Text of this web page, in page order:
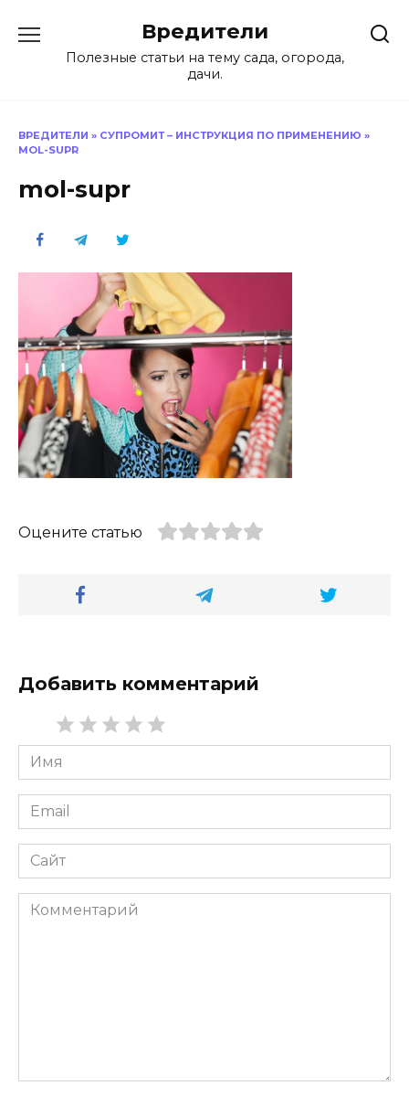
содержанию
Вредители
Полезные статьи на тему сада, огорода,
дачи.
ВРЕДИТЕЛИ » СУПРОМИТ – ИНСТРУКЦИЯ ПО ПРИМЕНЕНИЮ »
MOL-SUPR
mol-supr
Оцените статью
Добавить комментарий
Имя
*
Email
*
Сайт
Комментарий